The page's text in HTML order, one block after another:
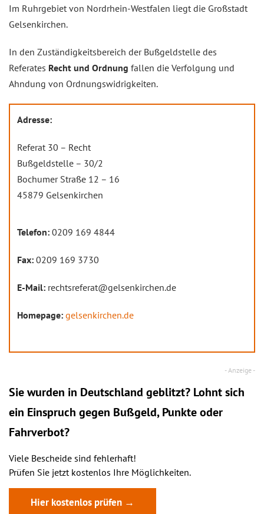
Im Ruhrgebiet von Nordrhein-Westfalen liegt die Großstadt
Gelsenkirchen.
In den Zuständigkeitsbereich der Bußgeldstelle des
Referates Recht und Ordnung fallen die Verfolgung und
Ahndung von Ordnungswidrigkeiten.
Adresse:
Referat 30 – Recht
Bußgeldstelle – 30/2
Bochumer Straße 12 – 16
45879 Gelsenkirchen
Telefon: 0209 169 4844
Fax: 0209 169 3730
E-Mail: rechtsreferat@gelsenkirchen.de
Homepage: gelsenkirchen.de
Sie wurden in Deutschland geblitzt? Lohnt sich
ein Einspruch gegen Bußgeld, Punkte oder
Fahrverbot?
Viele Bescheide sind fehlerhaft!
Prüfen Sie jetzt kostenlos Ihre Möglichkeiten.
Hier kostenlos prüfen →